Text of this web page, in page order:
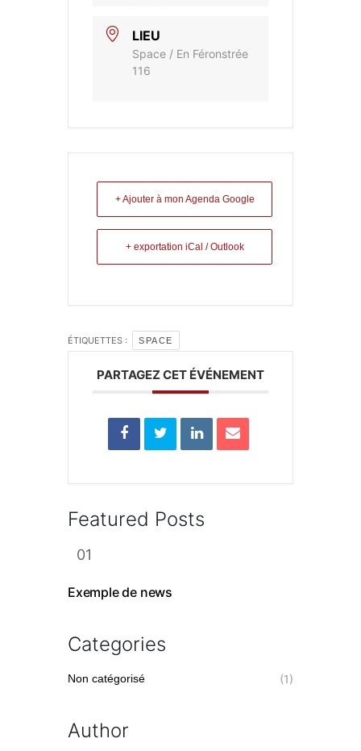
LIEU
Space / En Féronstrée
116
+ Ajouter à mon Agenda Google
+ exportation iCal / Outlook
ÉTIQUETTES : SPACE
PARTAGEZ CET ÉVÉNEMENT
Featured Posts
Exemple de news
Categories
Non catégorisé (1)
Author